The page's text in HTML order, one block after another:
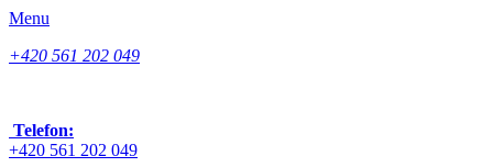
Menu
+420 561 202 049
Telefon:
+420 561 202 049